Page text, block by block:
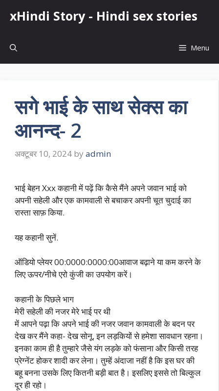
xHindi Story - Hindi sex stories
Menu
सगे भाई के साथ सेक्स का
आनन्द- 2
अक्टूबर 10, 2024 by admin
भाई बेहन Xxx कहानी में पढ़ें कि कैसे मैंने अपने जवान भाई को
अपनी सहेली और एक कामवाली से बचाकर अपनी चूत चुदाई का
रास्ता साफ़ किया.
यह कहानी सुनें.
ऑडियो प्लेयर 00:0000:0000:00आवाज बढ़ाने या कम करने के
लिए ऊपर/नीचे एरो कुंजी का उपयोग करें।
कहानी के पिछले भाग
मेरी सहेली की नजर मेरे भाई पर थी
में आपने पढ़ा कि अपने भाई की नजर जवान कामवाली के बदन पर
देख कर मैंने कहा- देख सोनू, इन लड़कियों से हमेशा सावधान रहना।
इनका काम ही है तुम्हारे जैसे यंग लड़के को फंसाना और किसी तरह
प्रेग्नेंट होकर शादी कर लेना। तुम्हें अंदाजा नहीं है कि इस घर की
बहू बनना उसके लिए कितनी बड़ी बात है। इसलिए इससे तो बिल्कुल
दूर ही रहो।